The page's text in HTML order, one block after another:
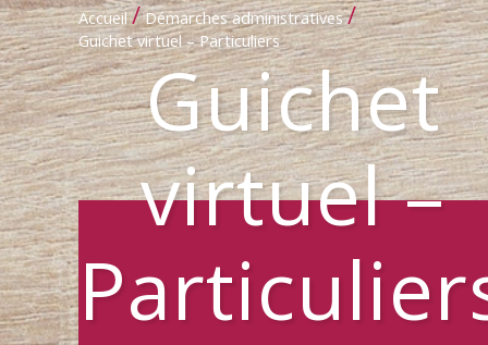
Accueil / Démarches administratives /
Guichet virtuel – Particuliers
Guichet
virtuel –